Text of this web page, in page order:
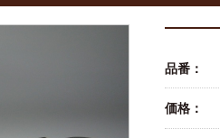
品番：
価格：